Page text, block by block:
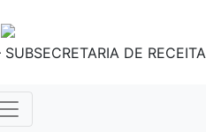
DE RECEITA